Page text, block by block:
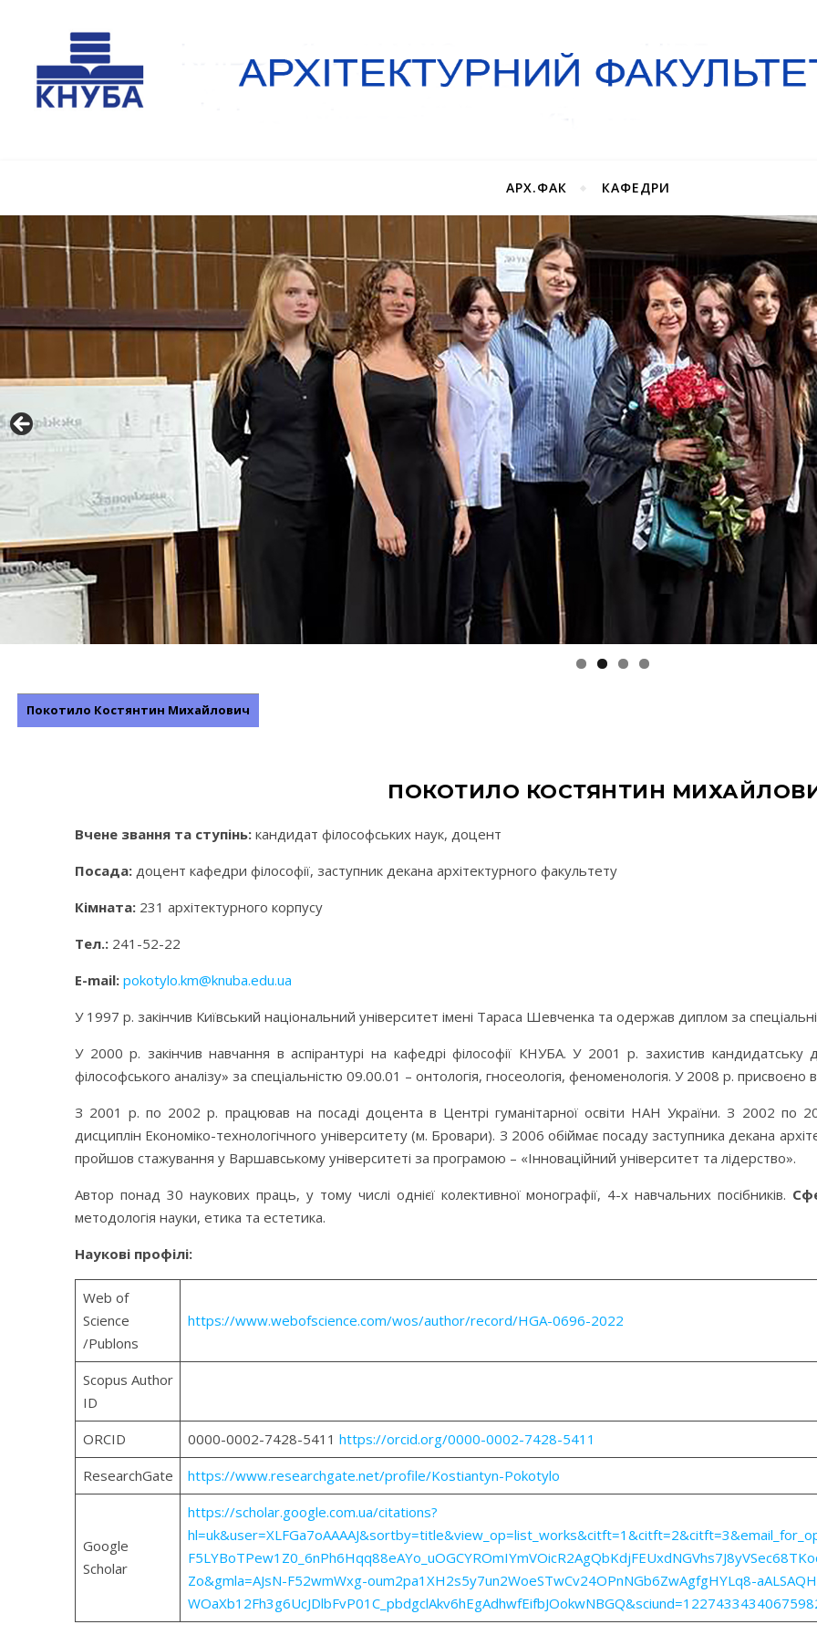
АРХ.ФАК КАФЕДРИ
Покотило Костянтин Михайлович
ПОКОТИЛО КОСТЯНТИН
Вчене звання та ступінь: кандидат філософських наук, доцент
Посада: доцент кафедри філософії, заступник декана архітектурного факультету
Кімната: 231 архітектурного корпусу
Тел.: 241-52-22
E-mail: pokotylo.km@knuba.edu.ua
У 1997 р. закінчив Київський національний університет імені Тараса Шевченка та одержав диплом за
У 2000 р. закінчив навчання в аспірантурі на кафедрі філософії КНУБА. У 2001 р. захистив кандидатську
філософського аналізу» за спеціальністю 09.00.01 – онтологія, гносеологія, феноменологія. У 2008 р.
З 2001 р. по 2002 р. працював на посаді доцента в Центрі гуманітарної освіти НАН України. З 2002 по
дисциплін Економіко-технологічного університету (м. Бровари). З 2006 обіймає посаду заступника декана
пройшов стажування у Варшавському університеті за програмою – «Інноваційний університет та лідерство».
Автор понад 30 наукових праць, у тому числі однієї колективної монографії, 4-х навчальних посібників.
методологія науки, етика та естетика.
Наукові профілі:
Web of
Science
/Publons
https://www.webofscience.com/wos/author/record/HGA-0696-2022
Scopus Author
ID
ORCID
0000-0002-7428-5411 https://orcid.org/0000-0002-7428-5411
ResearchGate
https://www.researchgate.net/profile/Kostiantyn-Pokotylo
Google
Scholar
https://scholar.google.com.ua/citations?
Zo&gmla=AJsN-F52wmWxg-oum2pa1XH2s5y7un2WoeSTwCv24OPnNGb6ZwAgfgHYLq8-